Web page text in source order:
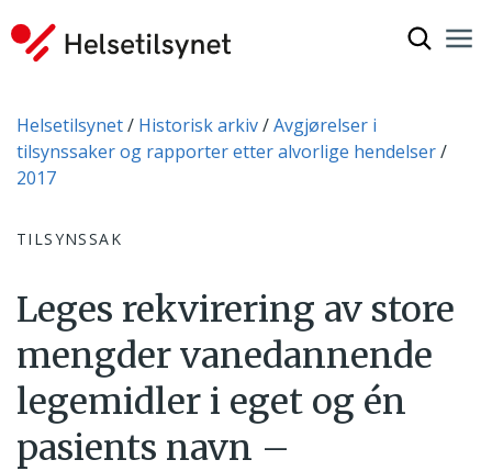
Du er her:
Helsetilsynet Historisk arkiv
Avgjørelser i
tilsynssaker og rapporter etter alvorlige hendelser
2017
TILSYNSSAK
Leges rekvirering av store
mengder vanedannende
legemidler i eget og én
pasients navn –